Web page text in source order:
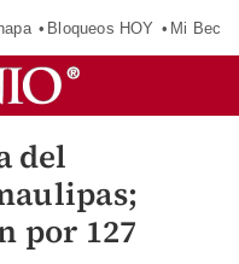
Bloqueos HOY Mi Beca
del
por 127